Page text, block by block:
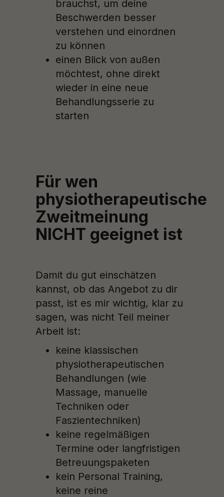
brauchst, um deine
Beschwerden besser
verstehen und einordnen
zu können
einen Blick von außen
möchtest, ohne direkt
wieder in eine neue
Behandlungsserie zu
starten
Für wen
physiotherapeutische
Zweitmeinung
NICHT geeignet ist
Damit du gut einschätzen
kannst, ob das Angebot zu dir
passt, ist es mir wichtig, klar zu
sagen, was nicht Teil meiner
Arbeit ist:
keine klassischen
physiotherapeutischen
Behandlungen (wie
Massage, manuelle
Techniken oder
Faszientechniken)
keine regelmäßigen
Termine oder langfristigen
Betreuungspaketen
kein Personal Training,
keine reine